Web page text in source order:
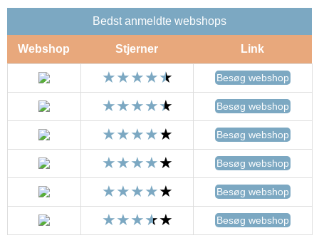
Bedst anmeldte webshops
Webshop Stjerner Link
Besøg webshop
Besøg webshop
Besøg webshop
Besøg webshop
Besøg webshop
Besøg webshop